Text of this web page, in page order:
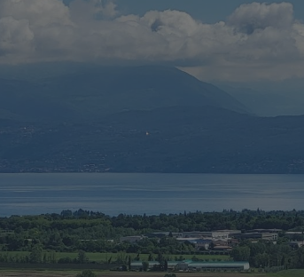
to main content